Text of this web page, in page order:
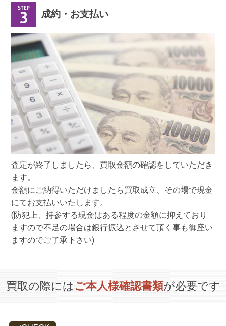
成約・お支払い
査定が終了しましたら、買取金額の確認をしていただき
ます。
金額にご納得いただけましたら買取成立、その場で現金
にてお支払いいたします。
(防犯上、持参する現金はある程度の金額に抑えており
ますので不足の場合は銀行振込とさせて頂く事も御座い
ますのでご了承下さい)
買取の際にはご本人様確認書類が必要です